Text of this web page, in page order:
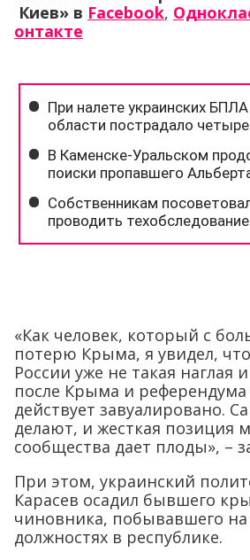
Киев» в Facebook,
онтакте
«Как человек, который с
потерю Крыма, я увидел,
России уже не такая наглая
после Крыма и референдума
действует завуалировано.
делают, и жесткая позиция
сообщества дает плоды», –
При этом, украинский
Карасев осадил бывшего
чиновника, побывавшего
должностях в республике.